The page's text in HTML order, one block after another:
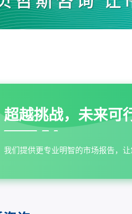
超越挑战，未来可
我们提供更专业明智的市场报告，让